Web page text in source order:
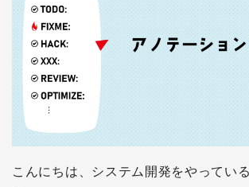
こんにちは、システム開発をやってい